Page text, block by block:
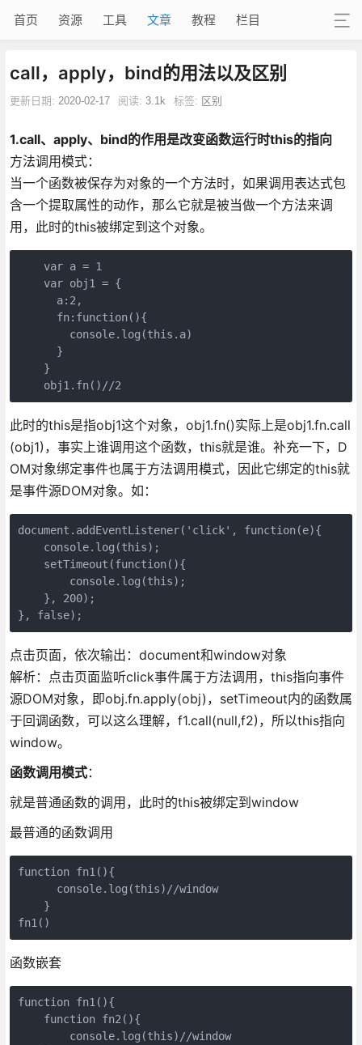
首页 资源 工具 文章 教程 栏目
call，apply，bind的用法以及区别
更新日期: 2020-02-17 阅读: 3.1k 标签: 区别
1.call、apply、bind的作用是改变函数运行时this的指向
方法调用模式：
当一个函数被保存为对象的一个方法时，如果调用表达式包
含一个提取属性的动作，那么它就是被当做一个方法来调
用，此时的this被绑定到这个对象。
    var a = 1
    var obj1 = {
      a:2,
      fn:function(){
        console.log(this.a)
      }
    }
    obj1.fn()//2
此时的this是指obj1这个对象，obj1.fn()实际上是obj1.fn.call
(obj1)，事实上谁调用这个函数，this就是谁。补充一下，D
OM对象绑定事件也属于方法调用模式，因此它绑定的this就
是事件源DOM对象。如：
document.addEventListener('click', function(e){
    console.log(this);
    setTimeout(function(){
        console.log(this);
    }, 200);
}, false);
点击页面，依次输出：document和window对象
解析：点击页面监听click事件属于方法调用，this指向事件
源DOM对象，即obj.fn.apply(obj)，setTimeout内的函数属
于回调函数，可以这么理解，f1.call(null,f2)，所以this指向
window。
函数调用模式：
就是普通函数的调用，此时的this被绑定到window
最普通的函数调用
function fn1(){
      console.log(this)//window
    }
fn1()
函数嵌套
function fn1(){
    function fn2(){
        console.log(this)//window